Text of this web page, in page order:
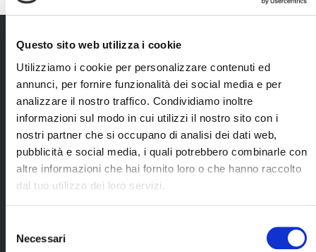
Questo sito web utilizza i cookie
Utilizziamo i cookie per personalizzare contenuti ed
annunci, per fornire funzionalità dei social media e per
analizzare il nostro traffico. Condividiamo inoltre
informazioni sul modo in cui utilizzi il nostro sito con i
nostri partner che si occupano di analisi dei dati web,
pubblicità e social media, i quali potrebbero combinarle con
altre informazioni che hai fornito loro o che hanno raccolto
dal tuo utilizzo dei loro servizi.
delNecessari
DETTAGLI DELviaggio
La quota comprende
trasferimenti
da/per
l’aeroporto di
Umeå;
hotel Grano
escursione con le
ciaspole insieme
ad altri